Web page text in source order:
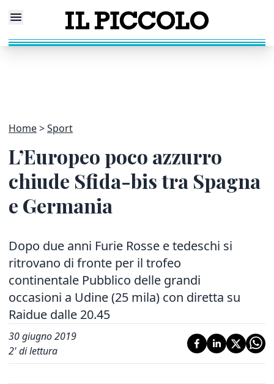
Home Sport
L’Europeo poco azzurro
chiude Sfida-bis tra Spagna
e Germania
Dopo due anni Furie Rosse e tedeschi si
ritrovano di fronte per il trofeo
continentale Pubblico delle grandi
occasioni a Udine (25 mila) con diretta su
Raidue dalle 20.45
30 giugno 2019
2' di lettura